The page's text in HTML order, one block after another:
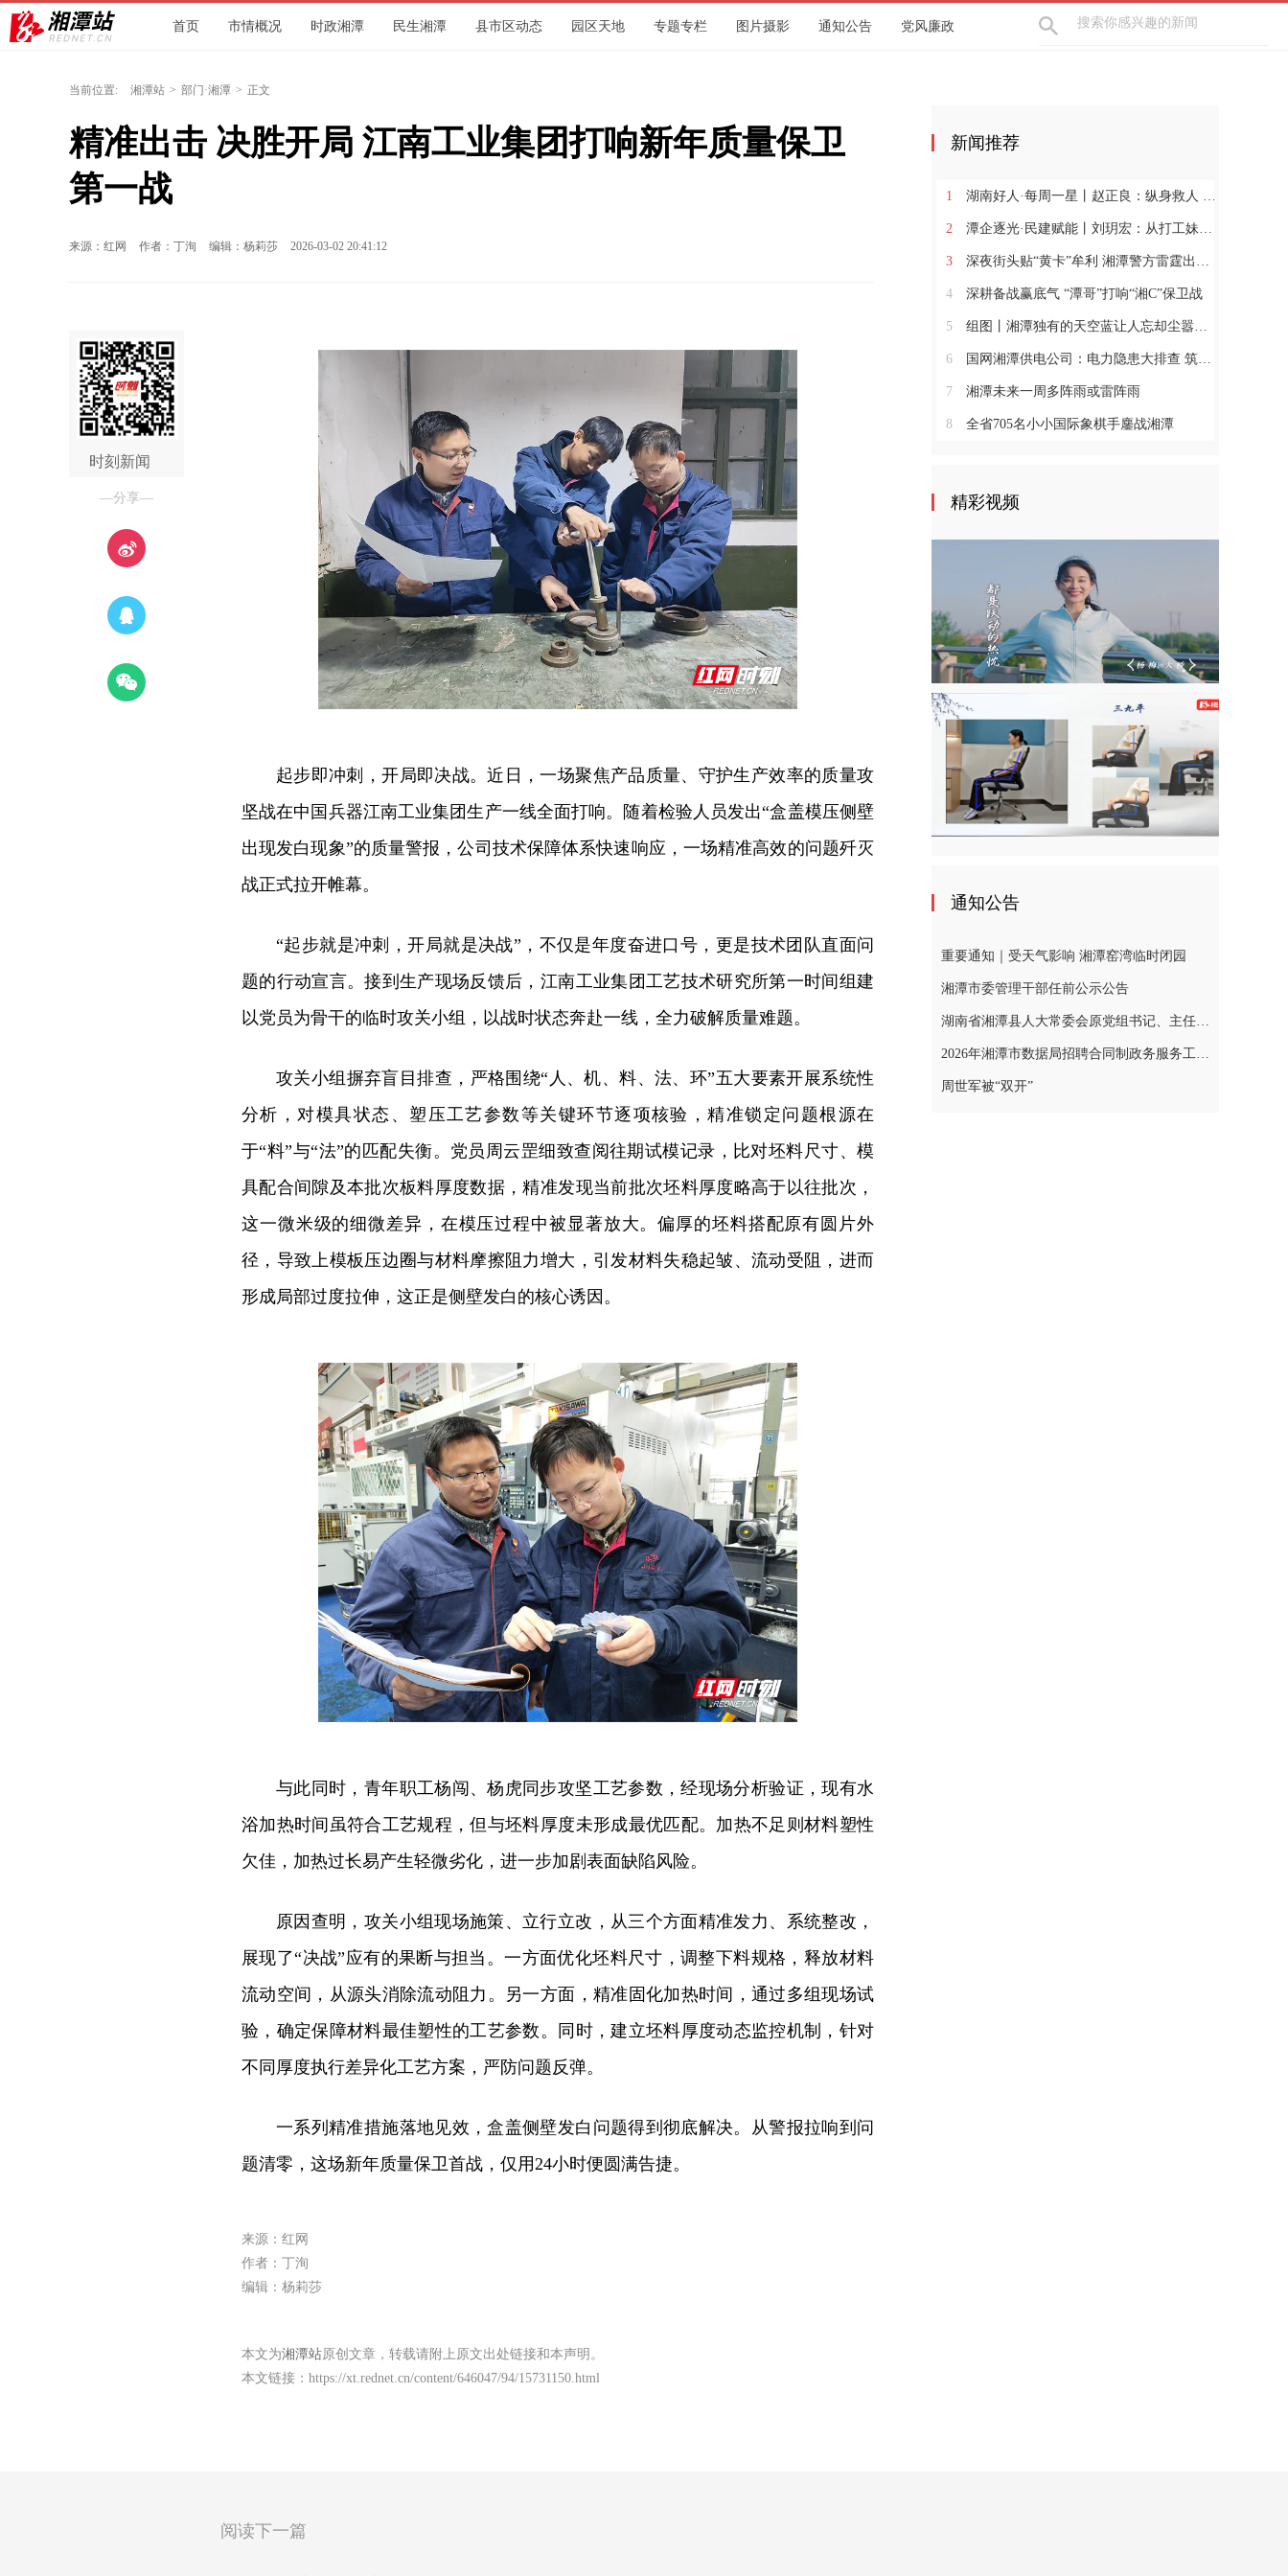
首页 市情概况 时政湘潭 民生湘潭 县市区动态 园区天地 专题专栏 图片摄影 通知公告 党风廉政
当前位置: 湘潭站 > 部门·湘潭 > 正文
精准出击 决胜开局 江南工业集团打响新年质量保卫
第一战
来源：红网 作者：丁洵 编辑：杨莉莎 2026-03-02 20:41:12
时刻新闻
—分享—
起步即冲刺，开局即决战。近日，一场聚焦产品质量、守护生产效率的质量攻
坚战在中国兵器江南工业集团生产一线全面打响。随着检验人员发出“盒盖模压侧壁
出现发白现象”的质量警报，公司技术保障体系快速响应，一场精准高效的问题歼灭
战正式拉开帷幕。
“起步就是冲刺，开局就是决战”，不仅是年度奋进口号，更是技术团队直面问
题的行动宣言。接到生产现场反馈后，江南工业集团工艺技术研究所第一时间组建
以党员为骨干的临时攻关小组，以战时状态奔赴一线，全力破解质量难题。
攻关小组摒弃盲目排查，严格围绕“人、机、料、法、环”五大要素开展系统性
分析，对模具状态、塑压工艺参数等关键环节逐项核验，精准锁定问题根源在
于“料”与“法”的匹配失衡。党员周云罡细致查阅往期试模记录，比对坯料尺寸、模
具配合间隙及本批次板料厚度数据，精准发现当前批次坯料厚度略高于以往批次，
这一微米级的细微差异，在模压过程中被显著放大。偏厚的坯料搭配原有圆片外
径，导致上模板压边圈与材料摩擦阻力增大，引发材料失稳起皱、流动受阻，进而
形成局部过度拉伸，这正是侧壁发白的核心诱因。
与此同时，青年职工杨闯、杨虎同步攻坚工艺参数，经现场分析验证，现有水
浴加热时间虽符合工艺规程，但与坯料厚度未形成最优匹配。加热不足则材料塑性
欠佳，加热过长易产生轻微劣化，进一步加剧表面缺陷风险。
原因查明，攻关小组现场施策、立行立改，从三个方面精准发力、系统整改，
展现了“决战”应有的果断与担当。一方面优化坯料尺寸，调整下料规格，释放材料
流动空间，从源头消除流动阻力。另一方面，精准固化加热时间，通过多组现场试
验，确定保障材料最佳塑性的工艺参数。同时，建立坯料厚度动态监控机制，针对
不同厚度执行差异化工艺方案，严防问题反弹。
一系列精准措施落地见效，盒盖侧壁发白问题得到彻底解决。从警报拉响到问
题清零，这场新年质量保卫首战，仅用24小时便圆满告捷。
来源：红网
作者：丁洵
编辑：杨莉莎
本文为湘潭站原创文章，转载请附上原文出处链接和本声明。
本文链接： https://xt.rednet.cn/content/646047/94/15731150.html
新闻推荐
1 湖南好人·每周一星丨赵正良：纵身救人 躬身兴村
2 潭企逐光·民建赋能丨刘玥宏：从打工妹到暖通“娘子军”领军人
3 深夜街头贴“黄卡”牟利 湘潭警方雷霆出击依法行政拘留
4 深耕备战赢底气 “潭哥”打响“湘C”保卫战
5 组图丨湘潭独有的天空蓝让人忘却尘嚣，沉醉其中
6 国网湘潭供电公司：电力隐患大排查 筑牢安全“防护网”
7 湘潭未来一周多阵雨或雷阵雨
8 全省705名小小国际象棋手鏖战湘潭
精彩视频
通知公告
重要通知｜受天气影响 湘潭窑湾临时闭园
湘潭市委管理干部任前公示公告
湖南省湘潭县人大常委会原党组书记、主任黄忠德涉嫌严重违纪违法，接受审查调查
2026年湘潭市数据局招聘合同制政务服务工作人员公告
周世军被“双开”
阅读下一篇